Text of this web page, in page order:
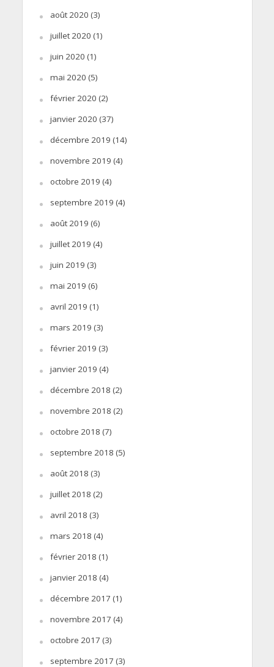
août 2020 (3)
juillet 2020 (1)
juin 2020 (1)
mai 2020 (5)
février 2020 (2)
janvier 2020 (37)
décembre 2019 (14)
novembre 2019 (4)
octobre 2019 (4)
septembre 2019 (4)
août 2019 (6)
juillet 2019 (4)
juin 2019 (3)
mai 2019 (6)
avril 2019 (1)
mars 2019 (3)
février 2019 (3)
janvier 2019 (4)
décembre 2018 (2)
novembre 2018 (2)
octobre 2018 (7)
septembre 2018 (5)
août 2018 (3)
juillet 2018 (2)
avril 2018 (3)
mars 2018 (4)
février 2018 (1)
janvier 2018 (4)
décembre 2017 (1)
novembre 2017 (4)
octobre 2017 (3)
septembre 2017 (3)